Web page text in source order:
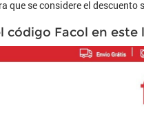
que se considere el descuento
código Facol en este